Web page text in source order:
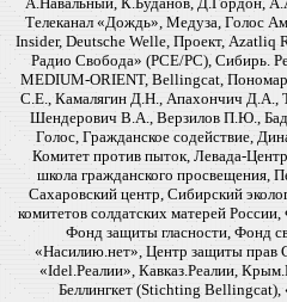
Телеканал «Дождь», Медуза, Голос
Insider, Deutsche Welle, Проект, Azatliq
Радио Свобода» (PCE/PC), Сибирь.
MEDIUM-ORIENT, Bellingcat,
С.Е., Камалягин Д.Н., Апахончич Д.А.,
Шендерович В.А., Верзилов П.Ю.,
Голос, Гражданское содействие,
Комитет против пыток, Левада-
школа гражданского просвещения,
Сахаровский центр, Сибирский
комитетов солдатских матерей
Фонд защиты гласности, Фонд
«Насилию.нет», Центр защиты
«Idel.Реалии», Кавказ.Реалии,
Беллингкет (Stichting